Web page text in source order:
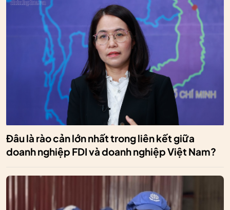
Đâu là rào cản lớn nhất trong liên kết giữa
doanh nghiệp FDI và doanh nghiệp Việt Nam?